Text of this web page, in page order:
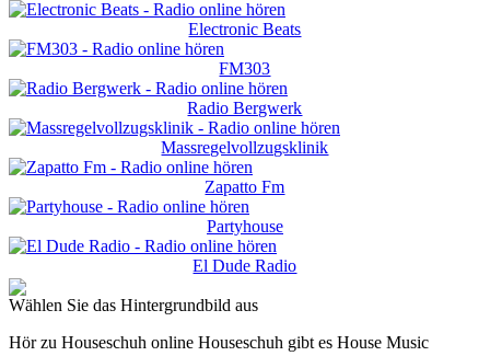
Electronic Beats
FM303
Radio Bergwerk
Massregelvollzugsklinik
Zapatto Fm
Partyhouse
El Dude Radio
Wählen Sie das Hintergrundbild aus
Hör zu Houseschuh online Houseschuh gibt es House Music